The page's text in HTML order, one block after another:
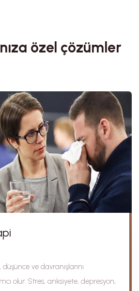
özel çözümler
ve davranışlarını
olur. Stres, anksiyete, depresyon,